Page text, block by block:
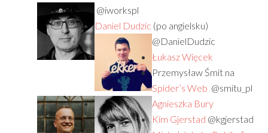
@iworkspl
Daniel Dudzic (po angielsku)
@DanielDudzic
Łukasz Więcek
Przemysław Śmit na
Spider’s Web @smitu_pl
Agnieszka Bury
Kim Gjerstad @kgjerstad